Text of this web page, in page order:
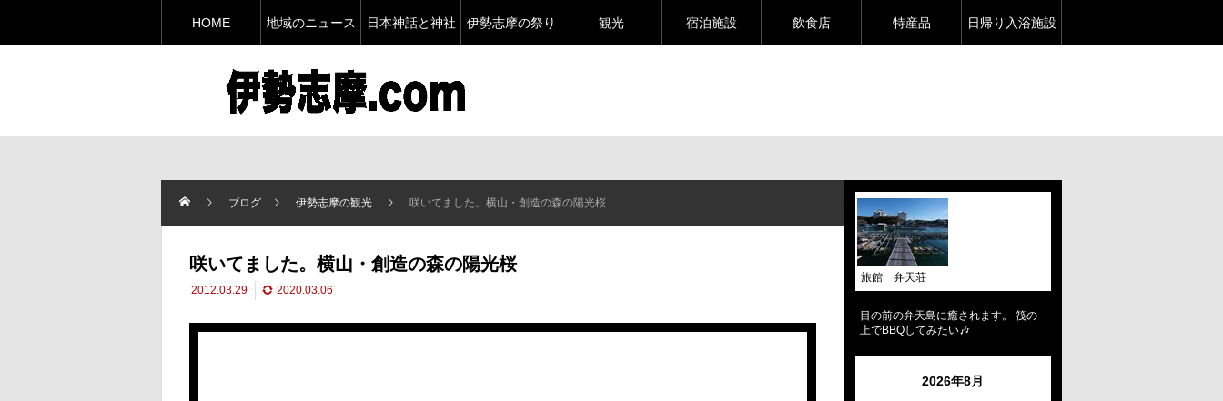
HOME 地域のニュース 日本神話と神社 伊勢志摩の祭り 観光 宿泊施設 飲食店 特産品 日帰り入浴施設
ブログ 伊勢志摩の観光 咲いてました。横山・創造の森の陽光桜
咲いてました。横山・創造の森の陽光桜
2012.03.29 2020.03.06
旅館 弁天荘
目の前の弁天島に癒されます。 筏の
上でBBQしてみたい🎶
2026年8月